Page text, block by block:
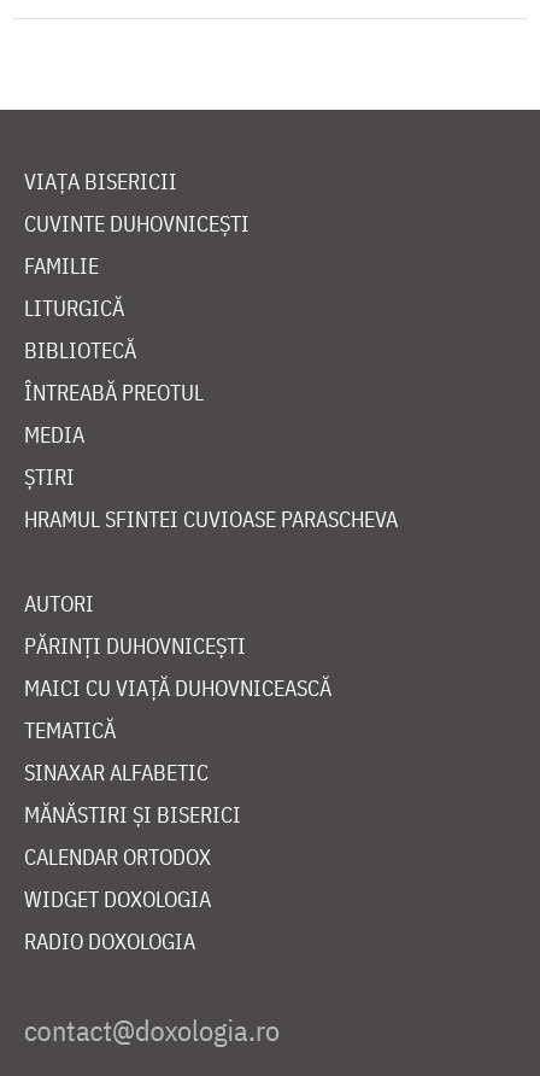
VIAȚA BISERICII
CUVINTE DUHOVNICEȘTI
FAMILIE
LITURGICĂ
BIBLIOTECĂ
ÎNTREABĂ PREOTUL
MEDIA
ȘTIRI
HRAMUL SFINTEI CUVIOASE PARASCHEVA
AUTORI
PĂRINȚI DUHOVNICEȘTI
MAICI CU VIAȚĂ DUHOVNICEASCĂ
TEMATICĂ
SINAXAR ALFABETIC
MĂNĂSTIRI ȘI BISERICI
CALENDAR ORTODOX
WIDGET DOXOLOGIA
RADIO DOXOLOGIA